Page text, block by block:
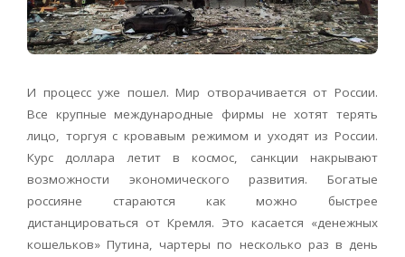
И процесс уже пошел. Мир отворачивается от России.
Все крупные международные фирмы не хотят терять
лицо, торгуя с кровавым режимом и уходят из России.
Курс доллара летит в космос, санкции накрывают
возможности экономического развития. Богатые
россияне стараются как можно быстрее
дистанцироваться от Кремля. Это касается «денежных
кошельков» Путина, чартеры по несколько раз в день